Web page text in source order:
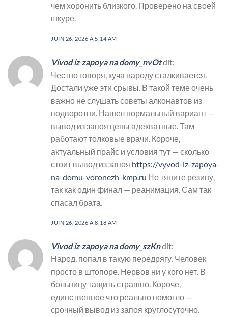
чем хоронить близкого. Проверено на своей
шкуре.
JUIN 26, 2026 À 5:14 AM
Vivod iz zapoya na domy_nvOtdit:
Честно говоря, куча народу сталкивается.
Достали уже эти срывы. В такой теме очень
важно не слушать советы алконавтов из
подворотни. Нашел нормальный вариант —
вывод из запоя цены адекватные. Там
работают толковые врачи. Короче,
актуальный прайс и условия тут — сколько
стоит вывод из запоя https://vyvod-iz-zapoya-
na-domu-voronezh-kmp.ru Не тяните резину,
так как один финал — реанимация. Сам так
спасал брата.
JUIN 26, 2026 À 8:18 AM
Vivod iz zapoya na domy_szKndit:
Народ, попал в такую передрягу. Человек
просто в штопоре. Нервов ни у кого нет. В
больницу тащить страшно. Короче,
единственное что реально помогло —
срочный вывод из запоя круглосуточно.